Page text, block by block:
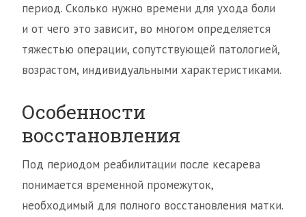
период. Сколько нужно времени для ухода боли
и от чего это зависит, во многом определяется
тяжестью операции, сопутствующей патологией,
возрастом, индивидуальными характеристиками.
Особенности
восстановления
Под периодом реабилитации после кесарева
понимается временной промежуток,
необходимый для полного восстановления матки.